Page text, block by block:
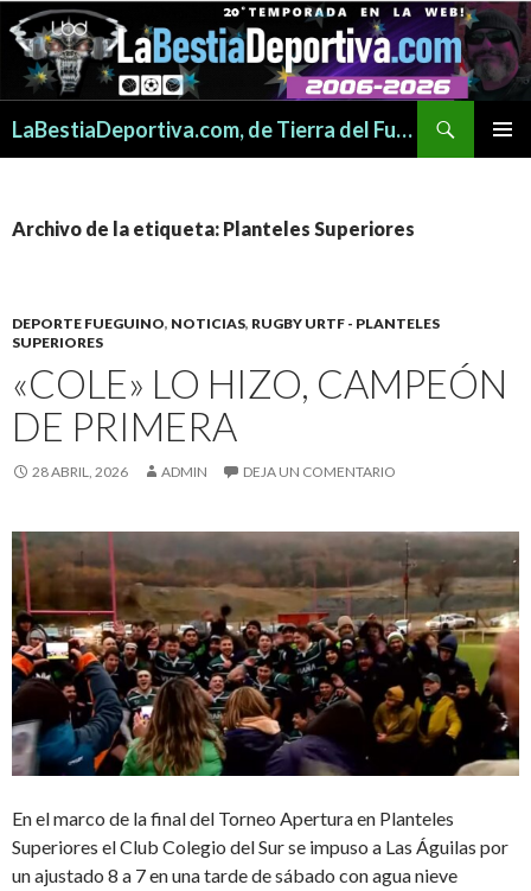
LaBestiaDeportiva.com, de Tierra del Fuego para todo el mundo
Archivo de la etiqueta: Planteles Superiores
DEPORTE FUEGUINO, NOTICIAS, RUGBY URTF - PLANTELES
SUPERIORES
«COLE» LO HIZO, CAMPEÓN
DE PRIMERA
28 ABRIL, 2026 ADMIN DEJA UN COMENTARIO
En el marco de la final del Torneo Apertura en Planteles
Superiores el Club Colegio del Sur se impuso a Las Águilas por
un ajustado 8 a 7 en una tarde de sábado con agua nieve